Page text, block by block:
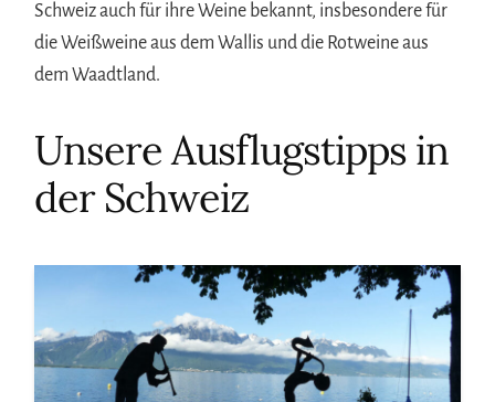
Schweiz auch für ihre Weine bekannt, insbesondere für
die Weißweine aus dem Wallis und die Rotweine aus
dem Waadtland.
Unsere Ausflugstipps in
der Schweiz